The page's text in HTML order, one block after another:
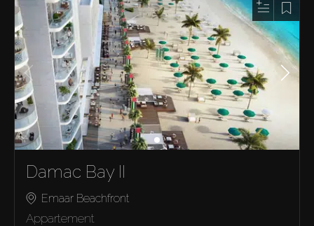
Damac Bay II
Emaar Beachfront
Appartement